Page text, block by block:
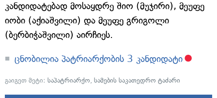
კანდიდატებად მოსაყდრე შიო (მუჯირი), მეუფე
იობი (აქიაშვილი) და მეუფე გრიგოლი
(ბერბიჭაშვილი) აირჩიეს.
ცნობილია პატრიარქობის 3 კანდიდატი
გაიგეთ მეტი: საპატრიარქო, სამების საკათედრო ტაძარი